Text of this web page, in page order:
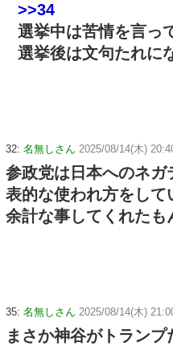
>>34
選挙中は苦情を言っ
選挙後は文句たれに
32: 名無しさん 2025/08/14(木)
参政党は日本へのネ
表的な使われ方をして
余計な事してくれたも
35: 名無しさん 2025/08/14(木)
まさか神谷がトランプ